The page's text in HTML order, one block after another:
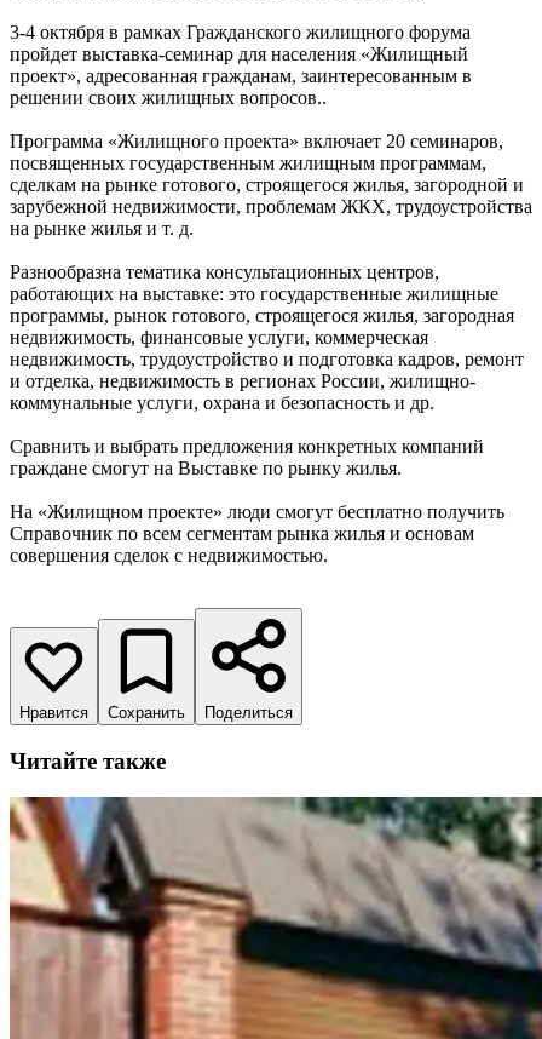
3-4 октября в рамках Гражданского жилищного форума
пройдет выставка-семинар для населения «Жилищный
проект», адресованная гражданам, заинтересованным в
решении своих жилищных вопросов..
Программа «Жилищного проекта» включает 20 семинаров,
посвященных государственным жилищным программам,
сделкам на рынке готового, строящегося жилья, загородной и
зарубежной недвижимости, проблемам ЖКХ, трудоустройства
на рынке жилья и т. д.
Разнообразна тематика консультационных центров,
работающих на выставке: это государственные жилищные
программы, рынок готового, строящегося жилья, загородная
недвижимость, финансовые услуги, коммерческая
недвижимость, трудоустройство и подготовка кадров, ремонт
и отделка, недвижимость в регионах России, жилищно-
коммунальные услуги, охрана и безопасность и др.
Сравнить и выбрать предложения конкретных компаний
граждане смогут на Выставке по рынку жилья.
На «Жилищном проекте» люди смогут бесплатно получить
Справочник по всем сегментам рынка жилья и основам
совершения сделок с недвижимостью.
Нравится Сохранить Поделиться
Читайте также